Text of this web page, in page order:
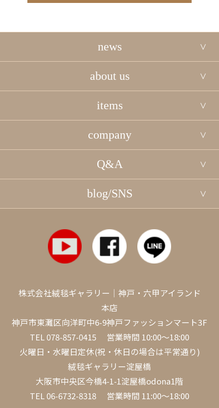
news
about us
items
company
Q&A
blog/SNS
株式会社絨毯ギャラリー｜神戸・六甲アイランド
本店
神戸市東灘区向洋町中6-9神戸ファッションマート3F
TEL 078-857-0415 営業時間 10:00～18:00
火曜日・水曜日定休(祝・休日の場合は平常通り)
絨毯ギャラリー淀屋橋
大阪市中央区今橋4-1-1淀屋橋odona1階
TEL 06-6732-8318 営業時間 11:00～18:00